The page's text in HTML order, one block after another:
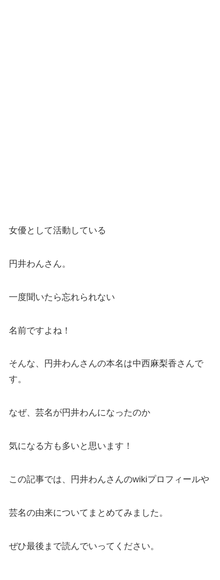
女優として活動している
円井わんさん。
一度聞いたら忘れられない
名前ですよね！
そんな、円井わんさんの本名は中西麻梨香さんで
す。
なぜ、芸名が円井わんになったのか
気になる方も多いと思います！
この記事では、円井わんさんのwikiプロフィールや
芸名の由来についてまとめてみました。
ぜひ最後まで読んでいってください。